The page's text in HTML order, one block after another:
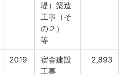
堤）築造
工事（そ
の２）
等
2019
宿舎建設
工事
2,893